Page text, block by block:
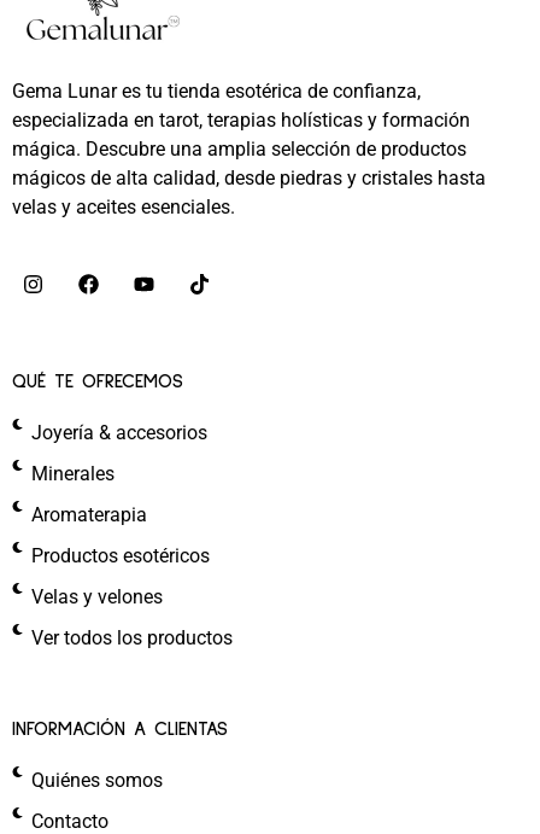
Gema Lunar es tu tienda esotérica de confianza,
especializada en tarot, terapias holísticas y formación
mágica. Descubre una amplia selección de productos
mágicos de alta calidad, desde piedras y cristales hasta
velas y aceites esenciales.
QUÉ TE OFRECEMOS
Joyería & accesorios
Minerales
Aromaterapia
Productos esotéricos
Velas y velones
Ver todos los productos
INFORMACIÓN A CLIENTAS
Quiénes somos
Contacto